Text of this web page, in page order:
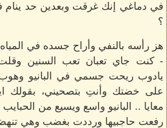
في دماغي إنك غرقت وبعدين حد ينام
؟
هز رأسه بالنفي وأراح جسده في
- كنت جاي تعبان تعب السنين
يادوب ريحت جسمي في البانيو
على خضتك وأنتِ بتصحيني، بقولك
معايا .. البانيو واسع ويسيع من الحبايب
رفعت حاجبيها ورددت بغضب وهي